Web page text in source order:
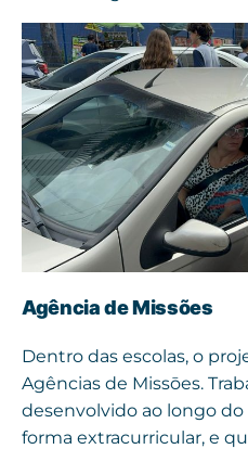
Agência de Missões
Dentro das escolas, o
Agências de Missōes.
desenvolvido ao longo
forma extracurricular, e